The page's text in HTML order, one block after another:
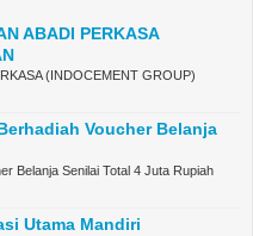
ABADI PERKASA
(INDOCEMENT GROUP)
Voucher Belanja
Belanja Senilai Total 4 Juta Rupiah
Utama Mandiri